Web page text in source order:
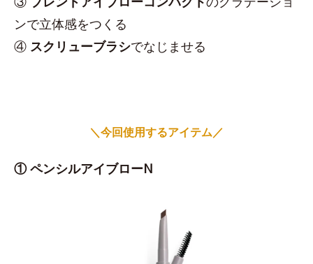
ンで立体感をつくる
④ スクリューブラシでなじませる
＼今回使用するアイテム／
① ペンシルアイブローN